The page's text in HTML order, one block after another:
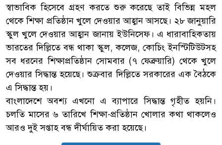
স্বাভাবিক হিসেবে গ্রহণ করতে শুরু করেছে তাই বিভিন্ন মহল
থেকে শিক্ষা প্রতিষ্ঠান খুলে দেওয়ার আহ্বান আসছে। ২৮ জানুয়ারি
স্কুল খুলে দেওয়ার আহ্বান জানায় ইউনিসেফ। এ ধারাবাহিকতায়
ভারতের দিল্লিতে বন্ধ থাকা স্কুল, কলেজ, কোচিং ইনস্টিটিউটসহ
সব ধরনের শিক্ষাপ্রতিষ্ঠান সোমবার (৭ ফেব্রুয়ারি) থেকে খুলে
দেওয়ার সিদ্ধান্ত হয়েছে। শুক্রবার দিল্লিতে সরকারের এক বৈঠকে
এ সিদ্ধান্ত হয়।
বাংলাদেশে অবশ্য এখনো এ ব্যাপারে সিদ্ধান্ত গৃহীত হয়নি।
চলতি মাসের ৬ তারিখে শিক্ষা-প্রতিষ্ঠান খোলার কথা থাকলেও
আরও দুই সপ্তাহ বন্ধ দীর্ঘায়িত করা হয়েছে।